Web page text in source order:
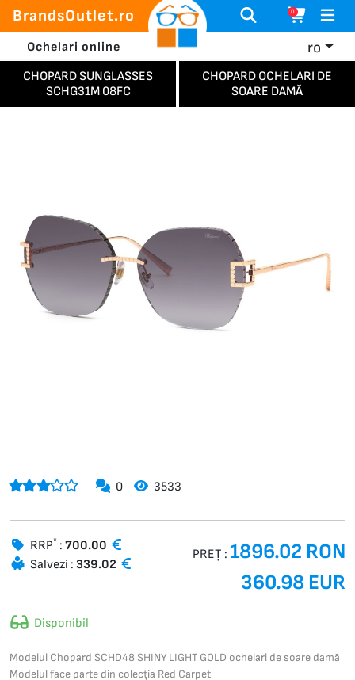
BrandsOutlet.ro 0
Ochelari online ro
CHOPARD SUNGLASSES
SCHG31M 08FC
CHOPARD OCHELARI DE
SOARE DAMĂ
0 3533
RRP* : 700.00
Salvezi : 339.02
PREȚ : 1896.02 RON
360.98 EUR
Disponibil
Modelul Chopard SCHD48 SHINY LIGHT GOLD ochelari de soare damă
Modelul face parte din colecția Red Carpet